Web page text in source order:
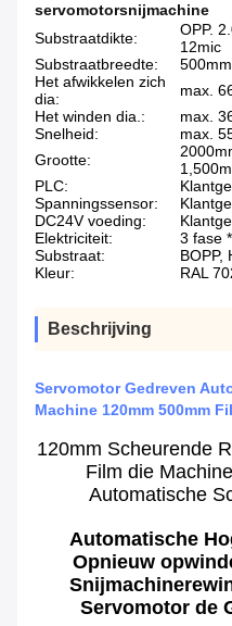
servomotorsnijmachine
Substraatdikte:
OPP.
12mic
Substraatbreedte:
Het afwikkelen zich
dia:
max.
Het winden dia.:
max.
Snelheid:
max.
Grootte:
PLC:
Spanningssensor:
DC24V voeding:
Elektriciteit:
3 fase
Substraat:
BOPP,
Kleur:
RAL
Beschrijving
Servomotor Gedreven
Machine 120mm 500mm
120mm Scheurende
Film die
Automatische
Automatische
Opnieuw
Servomotor de